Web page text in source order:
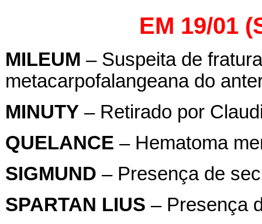
EM 19/01
MILEUM – Suspeita de
metacarpofalangeana do
MINUTY– Retirado por
QUELANCE – Hematoma
SIGMUND – Presença de
SPARTAN LIUS – Presença